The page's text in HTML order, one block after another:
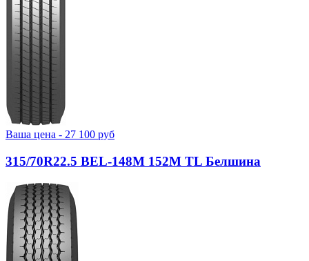
Ваша цена - 27 100 руб
315/70R22.5 BEL-148М 152M TL Белшина